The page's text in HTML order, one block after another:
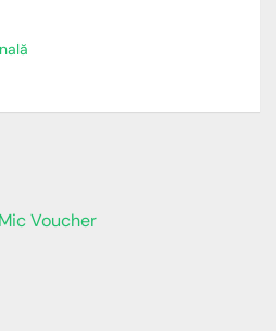
Voucher